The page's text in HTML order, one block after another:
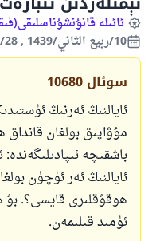
ئائىلە
10/ربيع الثاني/1439 , 28/دېكابىر/2017
سوئال 10680
ئايالنىڭ ئەرنىڭ
مۇۋاپىق بولغان
باشقىچە
ئايالنىڭ ئەر ئۈچۈن
ھوقۇقلىرى قايسى؟.
ئۈمىد قىلىمەن.